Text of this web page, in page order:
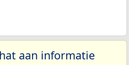
aan informatie